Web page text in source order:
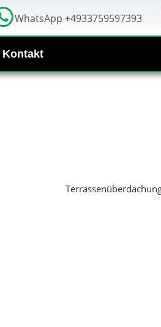
WhatsApp +4933759597393
Kontakt